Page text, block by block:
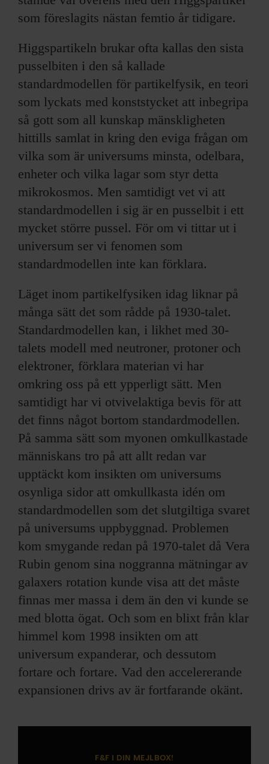
som föreslagits nästan femtio år tidigare.
Higgspartikeln brukar ofta kallas den sista
pusselbiten i den så kallade
standardmodellen för partikelfysik, en teori
som lyckats med konststycket att inbegripa
så gott som all kunskap mänskligheten
hittills samlat in kring den eviga frågan om
vilka som är universums minsta, odelbara,
enheter och vilka lagar som styr detta
mikrokosmos. Men samtidigt vet vi att
standardmodellen i sig är en pusselbit i ett
mycket större pussel. För om vi tittar ut i
universum ser vi fenomen som
standardmodellen inte kan förklara.
Läget inom partikelfysiken idag liknar på
många sätt det som rådde på 1930-talet.
Standardmodellen kan, i likhet med 30-
talets modell med neutroner, protoner och
elektroner, förklara materian vi har
omkring oss på ett ypperligt sätt. Men
samtidigt har vi otvivelaktiga bevis för att
det finns något bortom standardmodellen.
På samma sätt som myonen omkullkastade
människans tro på att allt redan var
upptäckt kom insikten om universums
osynliga sidor att omkullkasta idén om
standardmodellen som det slutgiltiga svaret
på universums uppbyggnad. Problemen
kom smygande redan på 1970-talet då Vera
Rubin genom sina noggranna mätningar av
galaxers rotation kunde visa att det måste
finnas mer massa i dem än den vi kunde se
med blotta ögat. Och som en blixt från klar
himmel kom 1998 insikten om att
universum expanderar, och dessutom
fortare och fortare. Vad den accelererande
expansionen drivs av är fortfarande okänt.
F&F I DIN MEJLBOX!